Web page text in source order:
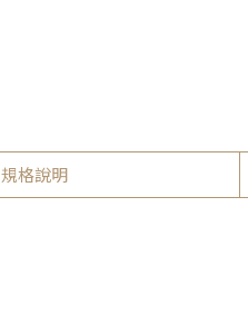
規格說明